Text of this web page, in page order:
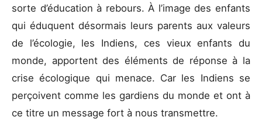
sorte d’éducation à rebours. À l’image des enfants
qui éduquent désormais leurs parents aux valeurs
de l’écologie, les Indiens, ces vieux enfants du
monde, apportent des éléments de réponse à la
crise écologique qui menace. Car les Indiens se
perçoivent comme les gardiens du monde et ont à
ce titre un message fort à nous transmettre.